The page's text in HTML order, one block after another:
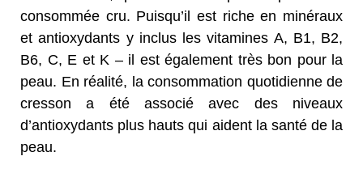
consommée cru. Puisqu’il est riche en minéraux
et antioxydants y inclus les vitamines A, B1, B2,
B6, C, E et K – il est également très bon pour la
peau. En réalité, la consommation quotidienne de
cresson a été associé avec des niveaux
d’antioxydants plus hauts qui aident la santé de la
peau.